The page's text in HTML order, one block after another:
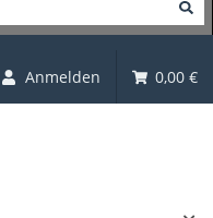
Anmelden 0,00 €